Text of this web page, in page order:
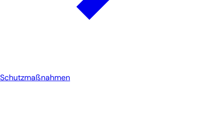
Schutzmaßnahmen